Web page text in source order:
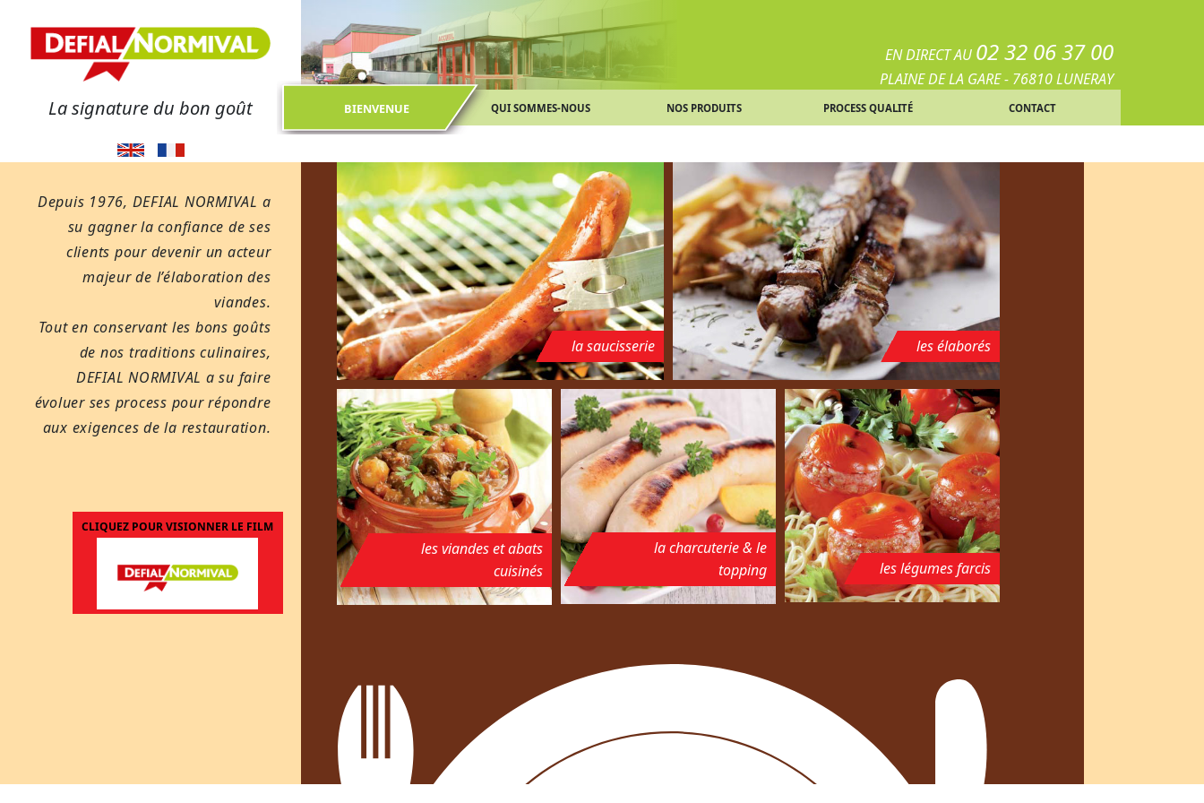
La signature du bon goût
EN DIRECT AU 02 32 06 37 00
PLAINE DE LA GARE - 76810 LUNERAY
BIENVENUE QUI SOMMES-NOUS NOS PRODUITS PROCESS QUALITÉ CONTACT
Depuis 1976, DEFIAL NORMIVAL a
su gagner la confiance de ses
clients pour devenir un acteur
majeur de l’élaboration des
viandes.
Tout en conservant les bons goûts
de nos traditions culinaires,
DEFIAL NORMIVAL a su faire
évoluer ses process pour répondre
aux exigences de la restauration.
CLIQUEZ POUR VISIONNER LE FILM
la saucisserie les élaborés
les viandes et abats
cuisinés
la charcuterie & le
topping
les légumes farcis